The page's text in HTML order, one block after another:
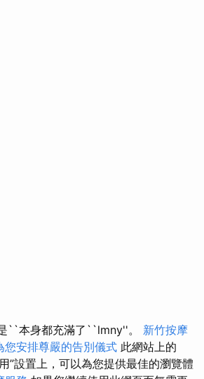
``本身都充滿了``lmny''。 新竹按摩
您安排尊嚴的告別儀式 此網站上的
”設置上，可以為您提供最佳的瀏覽體